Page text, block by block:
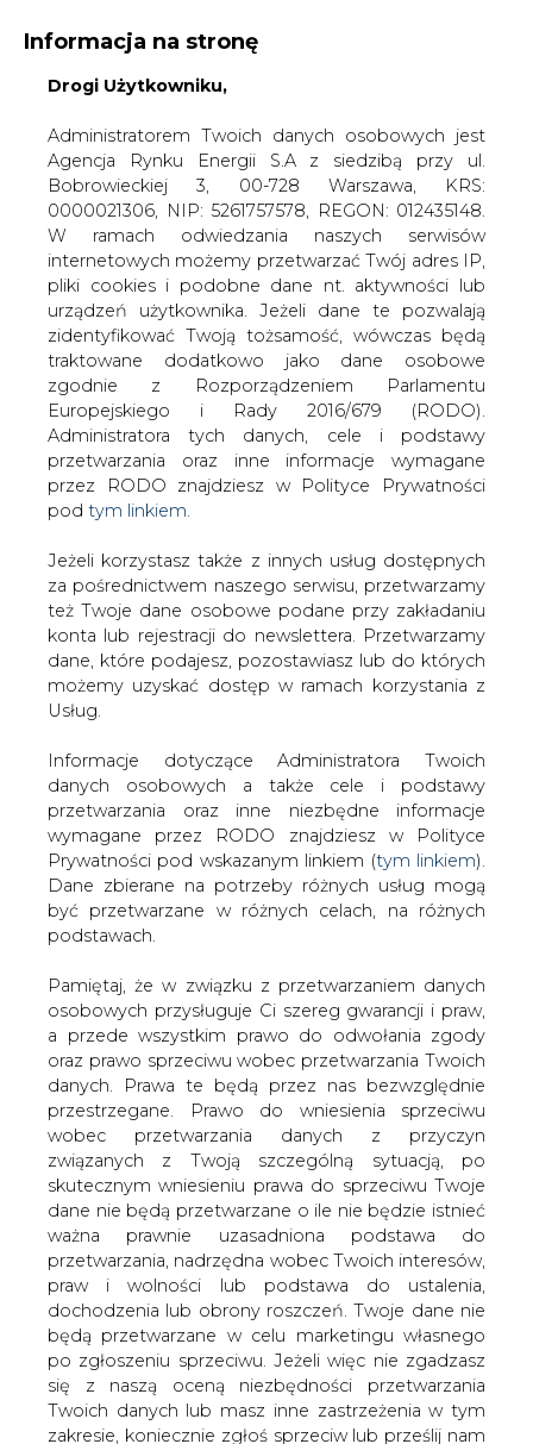
KONTAKT:
WYDAWCA PORTALU:
WYSOKI KONTRAST WIELKOŚĆ TEKSTU A A
ZALOGUJ SIĘ
WŁĄCZ CIRE.TV
Informacja na stronę
Drogi Użytkowniku,
Administratorem Twoich danych osobowych jest
Agencja Rynku Energii S.A z siedzibą przy ul.
Bobrowieckiej 3, 00-728 Warszawa, KRS:
0000021306, NIP: 5261757578, REGON: 012435148.
W ramach odwiedzania naszych serwisów
internetowych możemy przetwarzać Twój adres IP,
pliki cookies i podobne dane nt. aktywności lub
urządzeń użytkownika. Jeżeli dane te pozwalają
zidentyfikować Twoją tożsamość, wówczas będą
traktowane dodatkowo jako dane osobowe
zgodnie z Rozporządzeniem Parlamentu
Europejskiego i Rady 2016/679 (RODO).
Administratora tych danych, cele i podstawy
przetwarzania oraz inne informacje wymagane
przez RODO znajdziesz w Polityce Prywatności
pod tym linkiem.
Jeżeli korzystasz także z innych usług dostępnych
za pośrednictwem naszego serwisu, przetwarzamy
też Twoje dane osobowe podane przy zakładaniu
konta lub rejestracji do newslettera. Przetwarzamy
dane, które podajesz, pozostawiasz lub do których
możemy uzyskać dostęp w ramach korzystania z
Usług.
Informacje dotyczące Administratora Twoich
danych osobowych a także cele i podstawy
przetwarzania oraz inne niezbędne informacje
wymagane przez RODO znajdziesz w Polityce
Prywatności pod wskazanym linkiem (tym linkiem).
Dane zbierane na potrzeby różnych usług mogą
być przetwarzane w różnych celach, na różnych
podstawach.
Pamiętaj, że w związku z przetwarzaniem danych
osobowych przysługuje Ci szereg gwarancji i praw,
a przede wszystkim prawo do odwołania zgody
oraz prawo sprzeciwu wobec przetwarzania Twoich
danych. Prawa te będą przez nas bezwzględnie
przestrzegane. Prawo do wniesienia sprzeciwu
wobec przetwarzania danych z przyczyn
związanych z Twoją szczególną sytuacją, po
skutecznym wniesieniu prawa do sprzeciwu Twoje
dane nie będą przetwarzane o ile nie będzie istnieć
ważna prawnie uzasadniona podstawa do
przetwarzania, nadrzędna wobec Twoich interesów,
praw i wolności lub podstawa do ustalenia,
dochodzenia lub obrony roszczeń. Twoje dane nie
będą przetwarzane w celu marketingu własnego
po zgłoszeniu sprzeciwu. Jeżeli więc nie zgadzasz
się z naszą oceną niezbędności przetwarzania
Twoich danych lub masz inne zastrzeżenia w tym
zakresie, koniecznie zgłoś sprzeciw lub prześlij nam
Strona główna RYNEK PALIW
Zysk Orlenu za I
kwartał
2007-05-15 00:00
skomentuj
udostępnij:
Zysk Orlenu za I kwartał
Spółka PKN Orlen miała 49,20 mln zł
skonsolidowanego zysku netto
przypisanego akcjonariuszom jednostki
dominującej w I kw. 2007 roku wobec
347,70 mln zł zysku rok wcześniej,
podała spółka w raporcie we wtorek.
Zysk operacyjny na poziomie grupy wyniósł 374,76 mln zł
wobec 417,39 mln zł zysku rok wcześniej.
Skonsolidowane przychody wyniosły 13408,22 mln zł
wobec 11330,65 mln zł rok wcześniej.
Jest to wynik znacznie gorszy od oczekiwań rynkowych,
których średnia wynosiła 299 mln zł. Analitycy spodziewali